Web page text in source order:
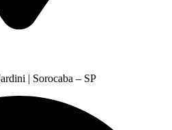
| Sorocaba – SP